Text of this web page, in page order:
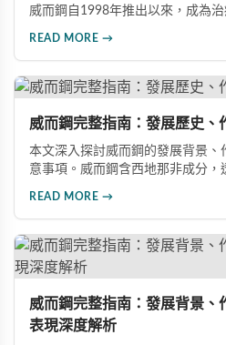
威而鋼自1998年推出以來，成為
指導下做出明智決定。
READ MORE →
威而鋼完整指南：發展歷史、
本文深入探討威而鋼的發展背景、
意事項。威而鋼含西地那非成分，
READ MORE →
威而鋼完整指南：發展背景、
表現深度解析